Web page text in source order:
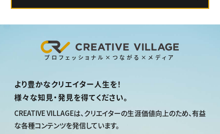
プロフェッショナル×つながる×メディア
より豊かなクリエイター人生を！
様々な知見・発見を得てください。
CREATIVE VILLAGEは、クリエイターの生涯価値向上のため、有益
な各種コンテンツを発信しています。